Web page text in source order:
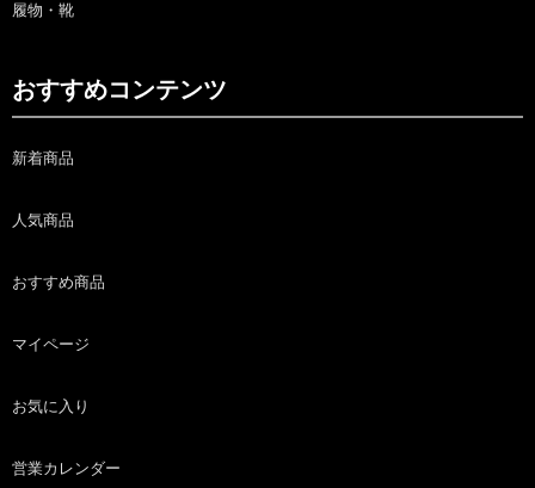
履物・靴
おすすめコンテンツ
新着商品
人気商品
おすすめ商品
マイページ
お気に入り
営業カレンダー